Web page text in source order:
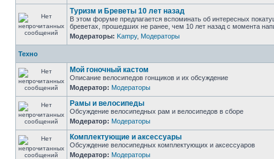
Туризм и Бреветы 10 лет назад
В этом форуме предлагается вспоминать об интересных
бреветах, прошедших не ранее, чем 10 лет назад с момента
Модераторы: Kampy, Модераторы
Техно
Мой гоночный кастом
Описание велосипедов гонщиков и их обсуждение
Модератор: Модераторы
Рамы и велосипеды
Обсуждение велосипедных рам и велосипедов в сборе
Модератор: Модераторы
Комплектующие и аксессуары
Обсуждение велосипедных комплектующих и аксессуаров
Модератор: Модераторы